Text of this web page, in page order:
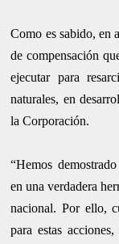
Como es sabido, en
de compensación
ejecutar para
naturales, en
la Corporación.
“Hemos
en una verdadera
nacional. Por ello,
para estas